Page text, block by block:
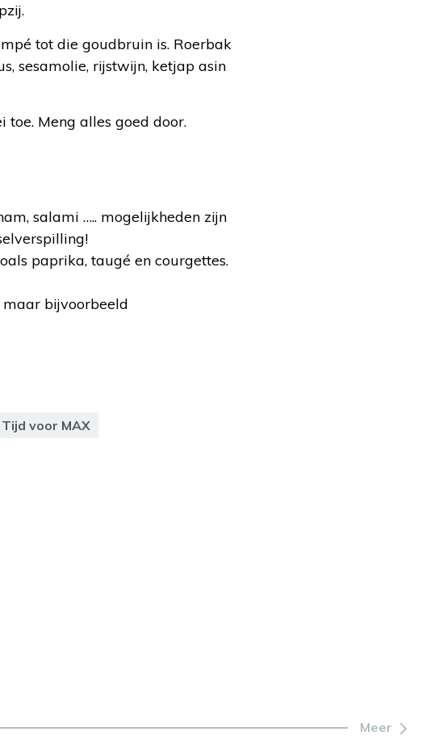
tot die goudbruin is. Roerbak
sesamolie, rijstwijn, ketjap asin
toe. Meng alles goed door.
salami ….. mogelijkheden zijn
paprika, taugé en courgettes.
bijvoorbeeld
Tijd voor MAX
Meer